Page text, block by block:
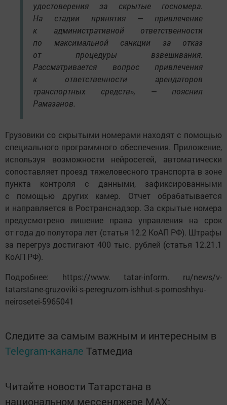
удостоверения за скрытые госномера.
На стадии принятия — привлечение
к административной ответственности
по максимальной санкции за отказ
от процедуры взвешивания.
Рассматривается вопрос привлечения
к ответственности арендаторов
транспортных средств», — пояснил
Рамазанов.
Грузовики со скрытыми номерами находят с помощью
специального программного обеспечения. Приложение,
используя возможности нейросетей, автоматически
сопоставляет проезд тяжеловесного транспорта в зоне
пункта контроля с данными, зафиксированными
с помощью других камер. Отчет обрабатывается
и направляется в Ространснадзор. За скрытые номера
предусмотрено лишение права управления на срок
от года до полутора лет (статья 12.2 КоАП РФ). Штрафы
за перегруз достигают 400 тыс. рублей (статья 12.21.1
КоАП РФ).
Подробнее: https://www. tatar-inform. ru/news/v-
tatarstane-gruzoviki-s-peregruzom-ishhut-s-pomoshhyu-
neirosetei-5965041
Следите за самым важным и интересным в
Telegram-канале Татмедиа
Читайте новости Татарстана в
национальном мессенджере MАХ: